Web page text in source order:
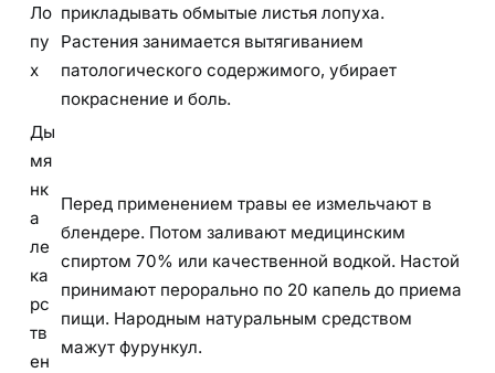
Ло
пу
х
прикладывать обмытые листья лопуха.
Растения занимается вытягиванием
патологического содержимого, убирает
покраснение и боль.
Ды
мя
нк
а
ле
ка
рс
тв
ен
Перед применением травы ее измельчают в
блендере. Потом заливают медицинским
спиртом 70% или качественной водкой. Настой
принимают перорально по 20 капель до приема
пищи. Народным натуральным средством
мажут фурункул.